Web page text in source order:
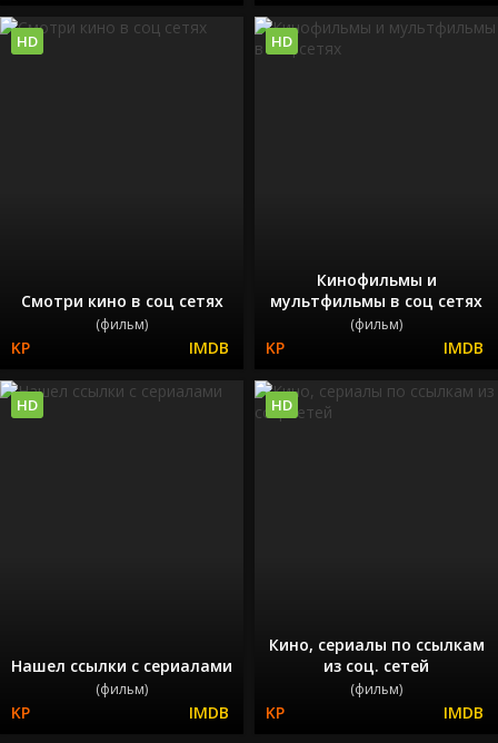
Смотри кино в соц сетях
(фильм)
HD
Кинофильмы и
мультфильмы в соц сетях
(фильм)
HD
Нашел ссылки с сериалами
(фильм)
HD
Кино, сериалы по ссылкам
из соц. сетей
(фильм)
HD